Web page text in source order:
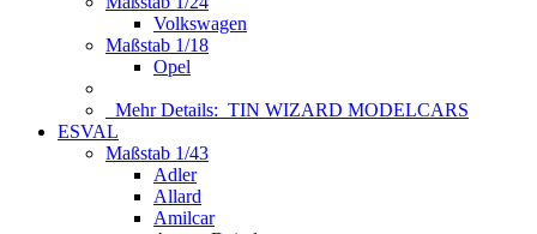
Volkswagen
Maßstab 1/18
Opel
Mehr Details: TIN WIZARD MODELCARS
ESVAL
Maßstab 1/43
Adler
Allard
Amilcar